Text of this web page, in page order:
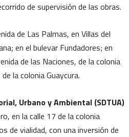
de supervisión de las obras.
de Las Palmas, en Villas del
en el bulevar Fundadores; en
de las Naciones, de la colonia
la colonia Guaycura.
Urbano y Ambiental (SDTUA)
en la calle 17 de la colonia
de vialidad, con una inversión de